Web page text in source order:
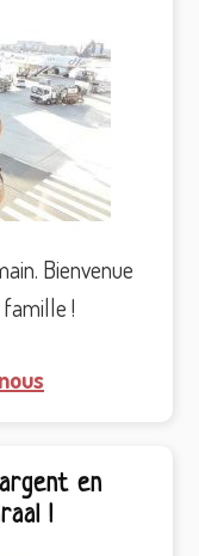
Bienvenue
!
en
!